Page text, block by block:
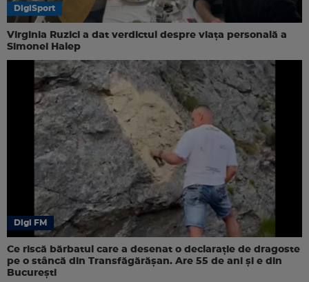
DigiSport
Virginia Ruzici a dat verdictul despre viața personală a
Simonei Halep
Digi FM
Ce riscă bărbatul care a desenat o declarație de dragoste
pe o stâncă din Transfăgărășan. Are 55 de ani și e din
București